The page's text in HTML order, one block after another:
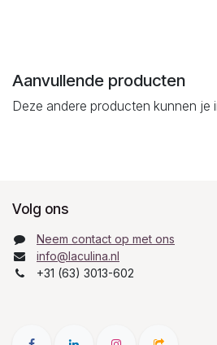
Aanvullende producten
Deze andere producten kunnen je
Volg ons
Neem contact op met ons
info@laculina.nl
+31 (63) 3013-602